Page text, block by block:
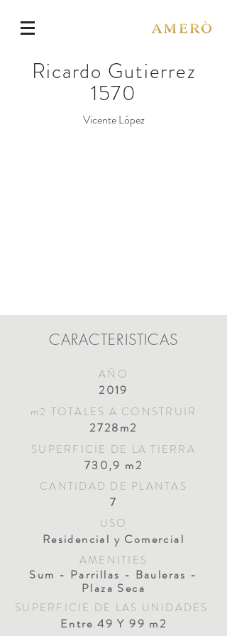
Ricardo Gutierrez
1570
Vicente López
CARACTERISTICAS
AÑO
2019
m2 TOTALES A CONSTRUIR
2728m2
SUPERFICIE DE LA TIERRA
730,9 m2
CANTIDAD DE PLANTAS
7
USO
Residencial y Comercial
AMENITIES
Sum - Parrillas - Bauleras -
Plaza Seca
SUPERFICIE DE LAS UNIDADES
Entre 49 Y 99 m2